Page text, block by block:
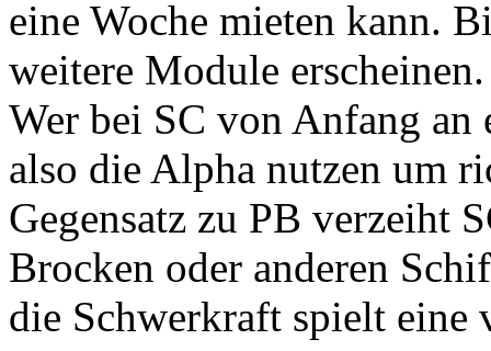
eine Woche mieten kann.
weitere Module erscheinen.
Wer bei SC von Anfang
also die Alpha nutzen um
Gegensatz zu PB verzeiht
Brocken oder anderen
die Schwerkraft spielt eine